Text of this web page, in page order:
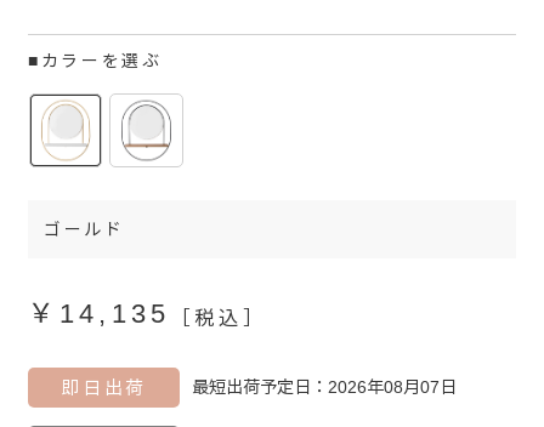
■カラーを選ぶ
ゴールド
￥14,135 ［税込］
即日出荷 最短出荷予定日：2026年08月07日